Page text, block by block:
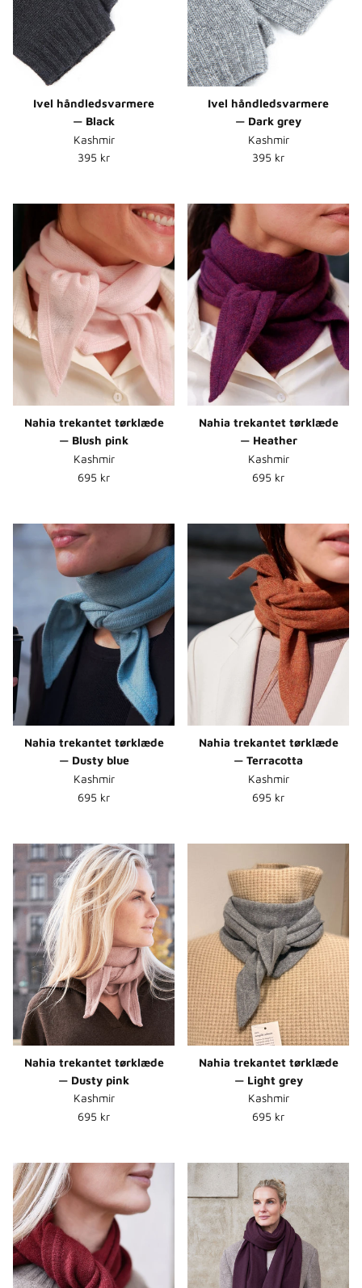
Ivel håndledsvarmere
— Black
Kashmir
Normalpris
395 kr
Ivel håndledsvarmere
— Dark grey
Kashmir
Normalpris
395 kr
Nahia trekantet tørklæde
— Blush pink
Kashmir
Normalpris
695 kr
Nahia trekantet tørklæde
— Heather
Kashmir
Normalpris
695 kr
Nahia trekantet tørklæde
— Dusty blue
Kashmir
Normalpris
695 kr
Nahia trekantet tørklæde
— Terracotta
Kashmir
Normalpris
695 kr
Nahia trekantet tørklæde
— Dusty pink
Kashmir
Normalpris
695 kr
Nahia trekantet tørklæde
— Light grey
Kashmir
Normalpris
695 kr